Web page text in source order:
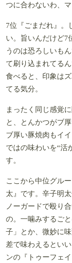
つに合わないわ、マ
7位『ごまだれ』。
い。旨いんだけど7
うのは恐ろしいも
て刷り込まれてる
食べると、印象は
てる気分。
まったく同じ感覚
と、とんかつがブ
ブ厚い豚焼肉もイ
ではの味わいを“活
す。
ここから中位グル
太』です。辛子明
ノーガードで殴り
の。一噛みするご
子」とか、微妙に
差で味わえるとい
ンの『トゥーフェ